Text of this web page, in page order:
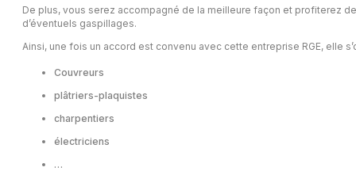
De plus, vous serez accompagné de la meilleure façon et profiterez
d’éventuels gaspillages.
Ainsi, une fois un accord est convenu avec cette entreprise RGE, elle
Couvreurs
plâtriers-plaquistes
charpentiers
électriciens
…